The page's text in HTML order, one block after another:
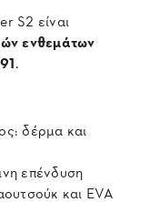
S2 είναι
ενθεμάτων
.
δέρμα και
επένδυση
και EVA